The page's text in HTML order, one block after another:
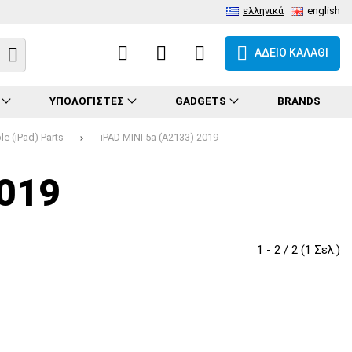
ελληνικά english
ΑΔΕΙΟ ΚΑΛΑΘΙ
ΥΠΟΛΟΓΙΣΤΕΣ GADGETS BRANDS
(iPad) Parts iPAD MINI 5a (A2133) 2019
1 - 2 / 2 (1 Σελ.)